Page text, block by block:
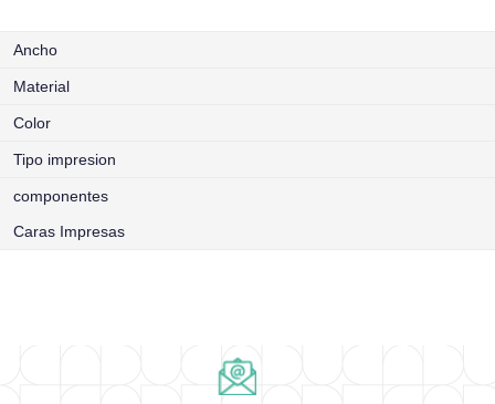
Ancho
Material
Color
Tipo impresion
componentes
Caras Impresas